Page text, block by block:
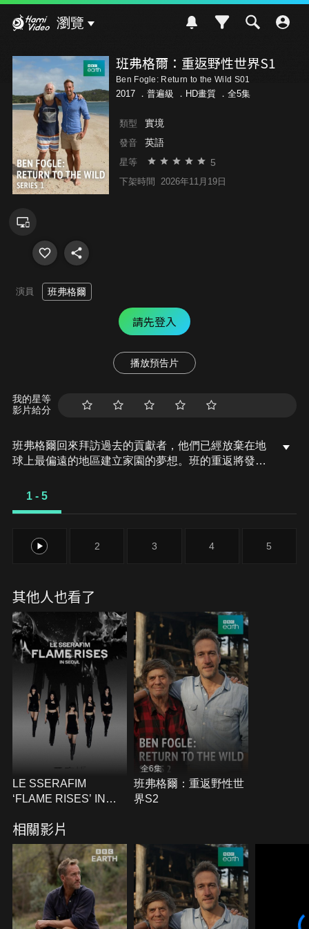
瀏覽
班弗格爾：重返野性世界S1
Ben Fogle: Return to the Wild S01
2017 ． 普遍級 ．HD畫質 ．全5集
類型 實境
發音 英語
星等 5
下架時間 2026年11月19日
演員 班弗格爾
請先登入
播放預告片
我的星等
影片給分
班弗格爾回來拜訪過去的貢獻者，他們已經放棄在地
球上最偏遠的地區建立家園的夢想。班的重返將發現
風霜後，野外生活是否仍是遙不可及的夢？本集班回
生活，但是為了存活，他必須自己種菜、捕魚蟹，並
自己釀啤酒。
1 - 5
1 2 3 4 5
其他人也看了
LE SSERAFIM
‘FLAME RISES’ IN
全6集
班弗格爾：重返野性世
界S2
相關影片